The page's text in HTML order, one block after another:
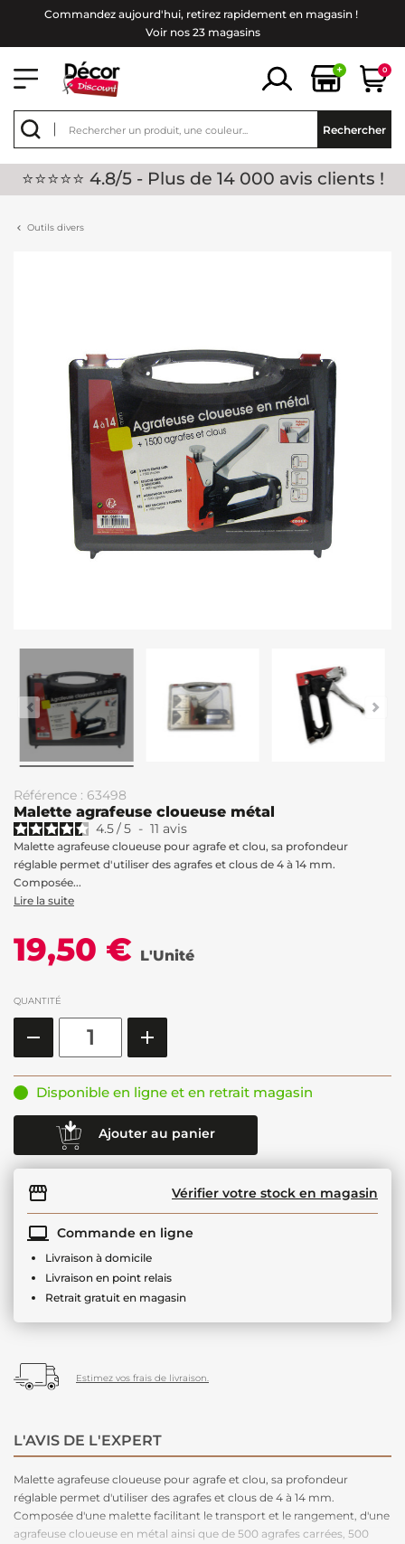
Commandez aujourd'hui, retirez rapidement en magasin !
Voir nos 23 magasins
+ 0
Rechercher
⭐⭐⭐⭐⭐ 4.8/5 - Plus de 14 000 avis clients !
Outils divers
Référence : 63498
Malette agrafeuse cloueuse métal
4.5/5 - 11 avis
Malette agrafeuse cloueuse pour agrafe et clou, sa profondeur
réglable permet d'utiliser des agrafes et clous de 4 à 14 mm.
Composée...
Lire la suite
19,50 € L'Unité
QUANTITÉ
Disponible en ligne et en retrait magasin
Ajouter au panier
Vérifier votre stock en magasin
Commande en ligne
Livraison à domicile
Livraison en point relais
Retrait gratuit en magasin
Estimez vos frais de livraison.
L'AVIS DE L'EXPERT
Malette agrafeuse cloueuse pour agrafe et clou, sa profondeur
réglable permet d'utiliser des agrafes et clous de 4 à 14 mm.
Composée d'une malette facilitant le transport et le rangement, d'une
agrafeuse cloueuse en métal ainsi que de 500 agrafes carrées, 500